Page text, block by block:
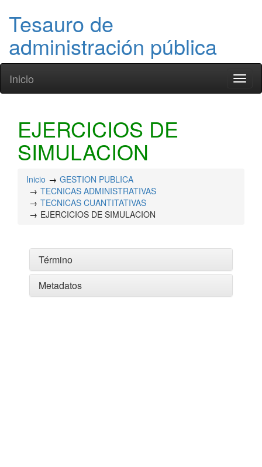
Tesauro de
administración pública
Inicio
EJERCICIOS DE
SIMULACION
Inicio
GESTION PUBLICA
TECNICAS ADMINISTRATIVAS
TECNICAS CUANTITATIVAS
EJERCICIOS DE SIMULACION
Término
Metadatos